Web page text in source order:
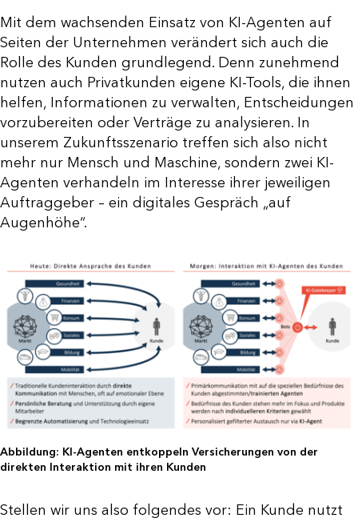
Mit dem wachsenden Einsatz von KI-Agenten auf
Seiten der Unternehmen verändert sich auch die
Rolle des Kunden grundlegend. Denn zunehmend
nutzen auch Privatkunden eigene KI-Tools, die ihnen
helfen, Informationen zu verwalten, Entscheidungen
vorzubereiten oder Verträge zu analysieren. In
unserem Zukunftsszenario treffen sich also nicht
mehr nur Mensch und Maschine, sondern zwei KI-
Agenten verhandeln im Interesse ihrer jeweiligen
Auftraggeber – ein digitales Gespräch „auf
Augenhöhe“.
Abbildung: KI-Agenten entkoppeln Versicherungen von der
direkten Interaktion mit ihren Kunden
Stellen wir uns also folgendes vor: Ein Kunde nutzt